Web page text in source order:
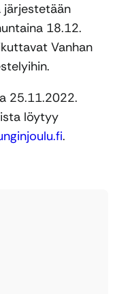
järjestetään
18.12.
Vanhan
25.11.2022.
löytyy
.